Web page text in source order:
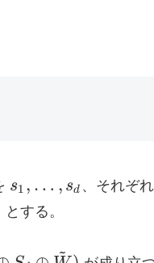
s_1,
\ldots,
s_d
s1 , … , sd 、それぞ
とする。
~